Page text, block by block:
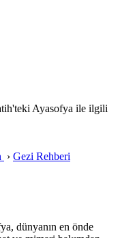
Ayasofya ile ilgili
› Gezi Rehberi
dünyanın en önde